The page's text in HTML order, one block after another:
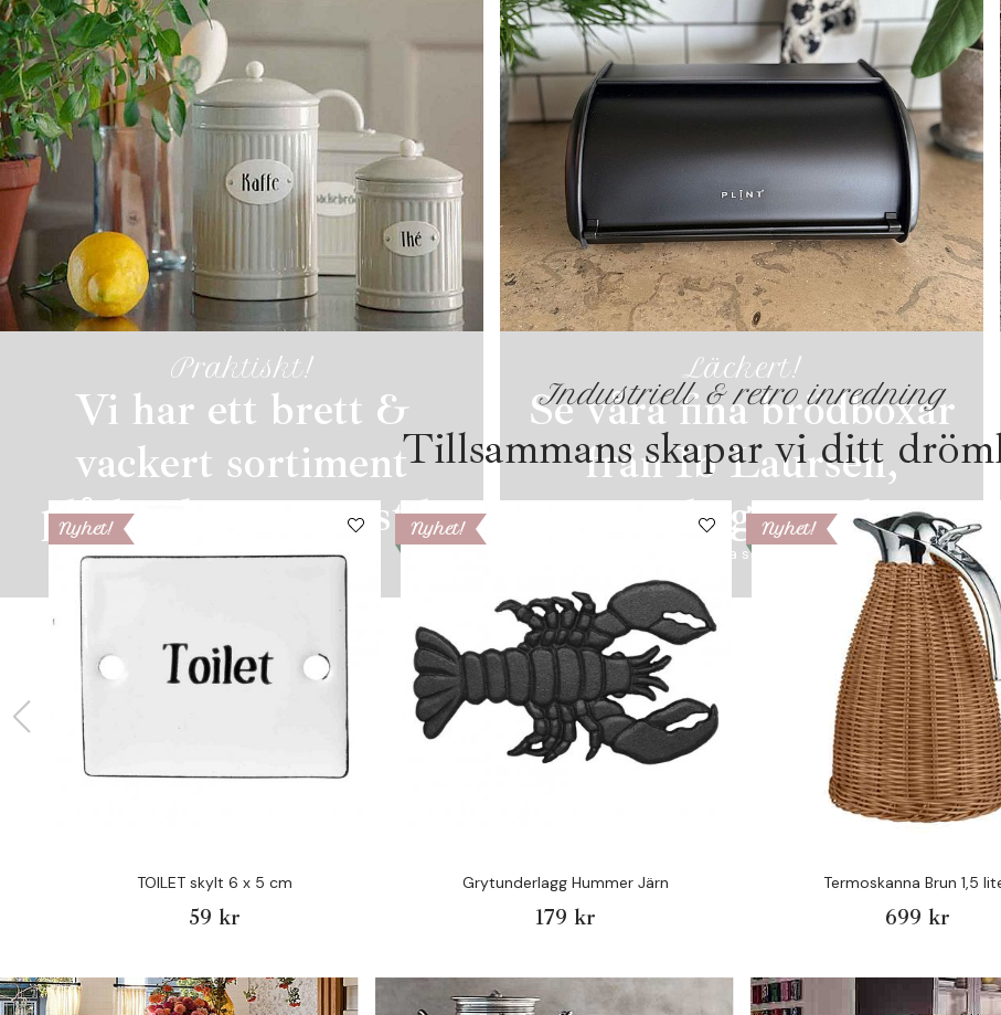
Praktiskt!
Vi har ett brett &
vackert sortiment
plåtburkar i retrostil!
Tidlösa, praktiska & snygga!
Läckert!
Se våra fina brödboxar
från Ib Laursen,
Strömshaga & Plint!
En av våra storsäljare!
Industriell & retro inredning
Tillsammans skapar vi ditt
Nyhet!
TOILET skylt 6 x 5 cm
59 kr
Nyhet!
Grytunderlagg Hummer Järn
179 kr
Nyhet!
Termoskanna Brun 1,5
699 kr